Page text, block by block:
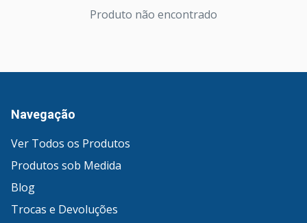
Produto não encontrado
Navegação
Ver Todos os Produtos
Produtos sob Medida
Blog
Trocas e Devoluções